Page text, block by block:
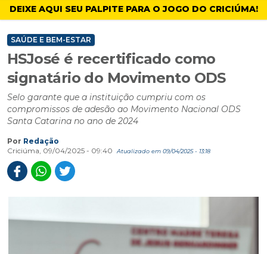
DEIXE AQUI SEU PALPITE PARA O JOGO DO CRICIÚMA!
SAÚDE E BEM-ESTAR
HSJosé é recertificado como
signatário do Movimento ODS
Selo garante que a instituição cumpriu com os
compromissos de adesão ao Movimento Nacional ODS
Santa Catarina no ano de 2024
Por Redação
Criciúma, 09/04/2025 - 09:40
Atualizado em 09/04/2025 - 13:18